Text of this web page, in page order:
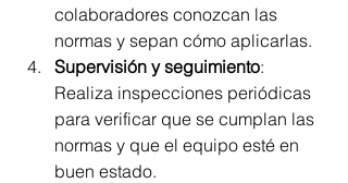
colaboradores conozcan las
normas y sepan cómo aplicarlas.
Supervisión y seguimiento:
Realiza inspecciones periódicas
para verificar que se cumplan las
normas y que el equipo esté en
buen estado.